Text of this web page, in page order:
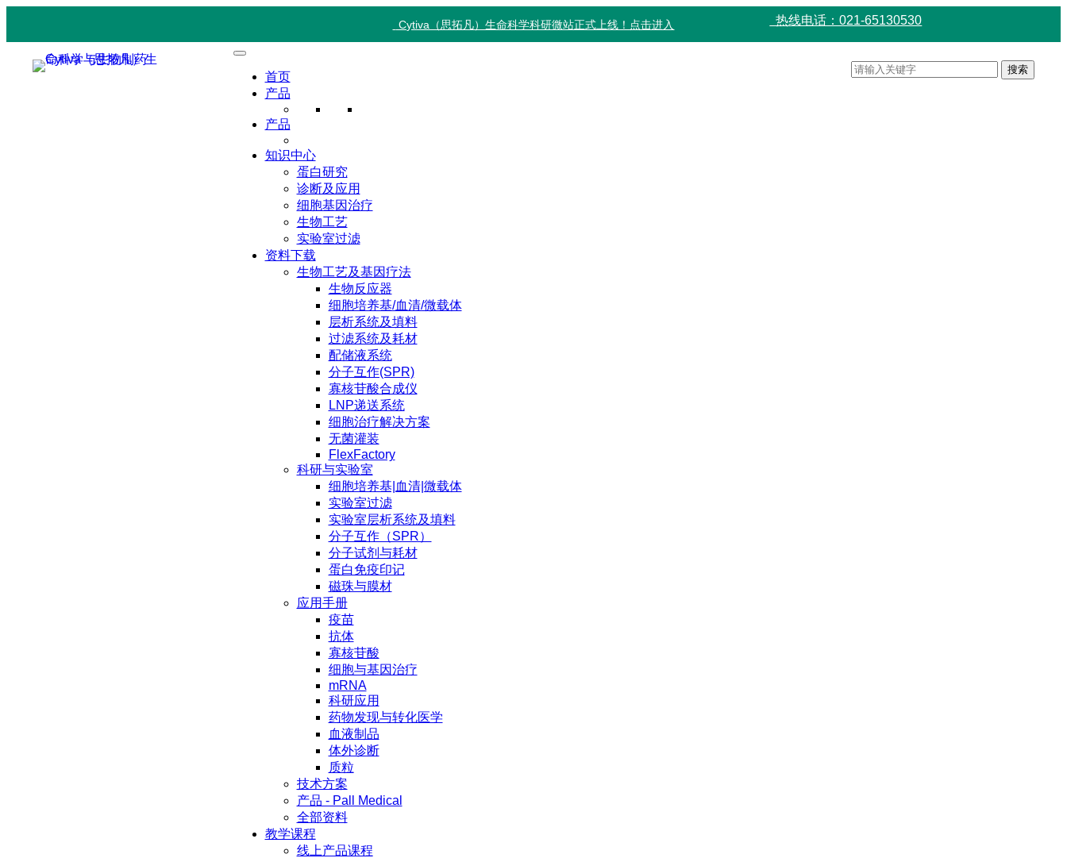
Cytiva（思拓凡）生命科学科研微站正式上线！点击进入 热线电话：021-65130530
首页
产品
产品
知识中心
蛋白研究
诊断及应用
细胞基因治疗
生物工艺
实验室过滤
资料下载
生物工艺及基因疗法
生物反应器
细胞培养基/血清/微载体
层析系统及填料
过滤系统及耗材
配储液系统
分子互作(SPR)
寡核苷酸合成仪
LNP递送系统
细胞治疗解决方案
无菌灌装
FlexFactory
科研与实验室
细胞培养基|血清|微载体
实验室过滤
实验室层析系统及填料
分子互作（SPR）
分子试剂与耗材
蛋白免疫印记
磁珠与膜材
应用手册
疫苗
抗体
寡核苷酸
细胞与基因治疗
mRNA
科研应用
药物发现与转化医学
血液制品
体外诊断
质粒
技术方案
产品 - Pall Medical
全部资料
教学课程
线上产品课程